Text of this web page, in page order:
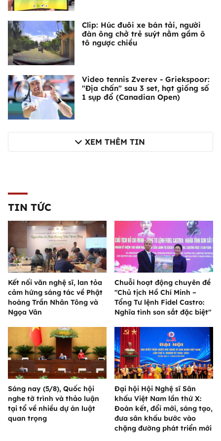
Clip: Húc đuôi xe bán tải, người
đàn ông chở trẻ suýt nằm gầm ô
tô ngược chiều
Video tennis Zverev - Griekspoor:
"Địa chấn" sau 3 set, hạt giống số
1 sụp đổ (Canadian Open)
XEM THÊM TIN
TIN TỨC
Kết nối văn nghệ sĩ, lan tỏa
cảm hứng sáng tác về Phật
hoàng Trần Nhân Tông và
Ngọa Vân
Chuỗi hoạt động chuyên đề
"Chủ tịch Hồ Chí Minh –
Tổng Tư lệnh Fidel Castro:
Nghĩa tình son sắt đặc biệt"
Sáng nay (5/8), Quốc hội
nghe tờ trình và thảo luận
tại tổ về nhiều dự án luật
quan trọng
Đại hội Hội Nghệ sĩ Sân
khấu Việt Nam lần thứ X:
Đoàn kết, đổi mới, sáng tạo,
đưa sân khấu bước vào
chặng đường phát triển mới